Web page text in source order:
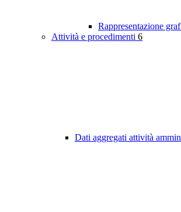
Rappresentazione
Attività e procedimenti 6
Dati aggregati attività